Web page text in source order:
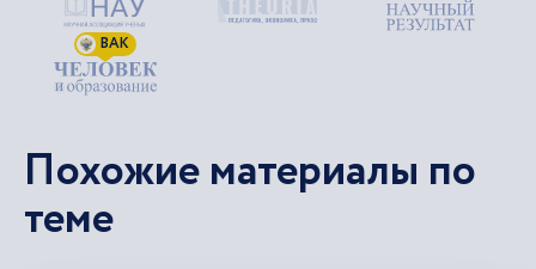
ВАК
Похожие материалы по
теме